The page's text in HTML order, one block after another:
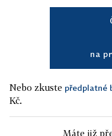
na
Nebo zkuste předplatné
Kč.
Máte již